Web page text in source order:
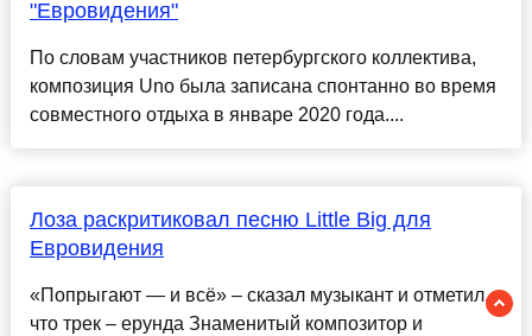
"Евровидения"
По словам участников петербургского коллектива,
композиция Uno была записана спонтанно во время
совместного отдыха в январе 2020 года....
Лоза раскритиковал песню Little Big для
Евровидения
«Попрыгают — и всё» – сказал музыкант и отметил,
что трек – ерунда Знаменитый композитор и